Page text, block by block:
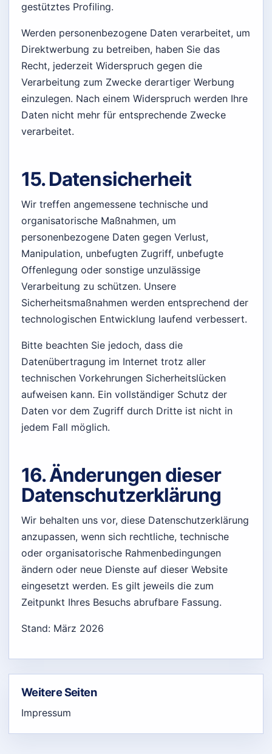
gestütztes Profiling.
Werden personenbezogene Daten verarbeitet, um
Direktwerbung zu betreiben, haben Sie das
Recht, jederzeit Widerspruch gegen die
Verarbeitung zum Zwecke derartiger Werbung
einzulegen. Nach einem Widerspruch werden Ihre
Daten nicht mehr für entsprechende Zwecke
verarbeitet.
15. Datensicherheit
Wir treffen angemessene technische und
organisatorische Maßnahmen, um
personenbezogene Daten gegen Verlust,
Manipulation, unbefugten Zugriff, unbefugte
Offenlegung oder sonstige unzulässige
Verarbeitung zu schützen. Unsere
Sicherheitsmaßnahmen werden entsprechend der
technologischen Entwicklung laufend verbessert.
Bitte beachten Sie jedoch, dass die
Datenübertragung im Internet trotz aller
technischen Vorkehrungen Sicherheitslücken
aufweisen kann. Ein vollständiger Schutz der
Daten vor dem Zugriff durch Dritte ist nicht in
jedem Fall möglich.
16. Änderungen dieser
Datenschutzerklärung
Wir behalten uns vor, diese Datenschutzerklärung
anzupassen, wenn sich rechtliche, technische
oder organisatorische Rahmenbedingungen
ändern oder neue Dienste auf dieser Website
eingesetzt werden. Es gilt jeweils die zum
Zeitpunkt Ihres Besuchs abrufbare Fassung.
Stand: März 2026
Weitere Seiten
Impressum